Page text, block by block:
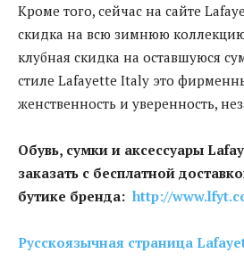
Кроме того, сейчас на сайте
скидка на всю зимнюю
клубная скидка на оставшуюся
стиле Lafayette Italy это
женственность и уверенность,
Обувь, сумки и аксессуары
заказать с бесплатной
бутике бренда: http://
Русскоязычная страница